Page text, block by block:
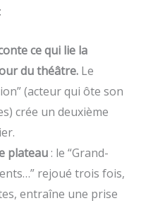
ce qui lie la
du théâtre. Le
(acteur qui ôte son
crée un deuxième
plateau : le “Grand-
rejoué trois fois,
entraîne une prise